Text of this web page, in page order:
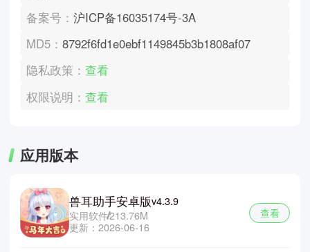
备案号：沪ICP备16035174号-3A
MD5：8792f6fd1e0ebf1149845b3b1808af07
隐私政策：查看
权限说明：查看
应用版本
兽耳助手安卓版v4.3.9
实用软件213.76M
更新：2026-06-16
查看